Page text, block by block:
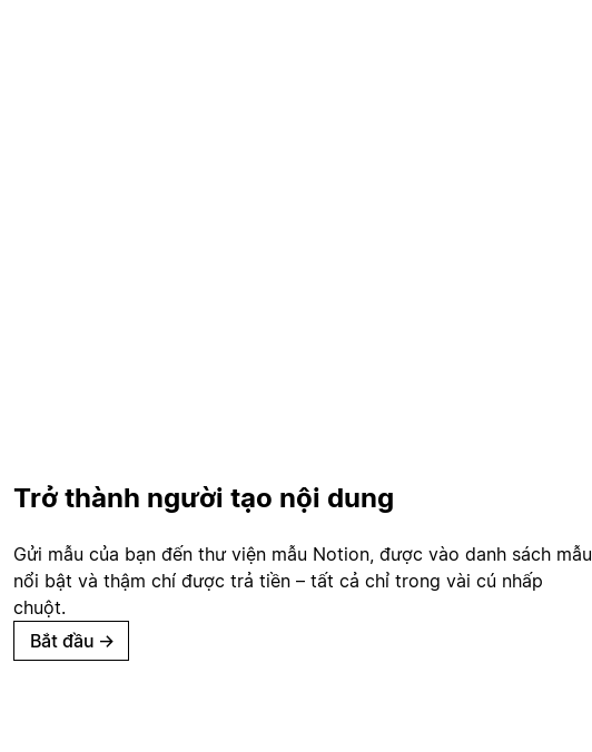
Trở thành người tạo nội dung
Gửi mẫu của bạn đến thư viện mẫu Notion, được vào danh sách mẫu
nổi bật và thậm chí được trả tiền – tất cả chỉ trong vài cú nhấp
chuột.
Bắt đầu →